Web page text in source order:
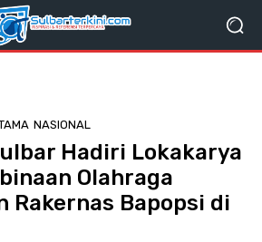
NASIONAL
Hadiri Lokakarya
Olahraga
Rakernas Bapopsi di